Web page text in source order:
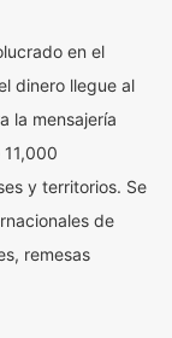
en el
dinero llegue al
la mensajería
y territorios. Se
de
remesas